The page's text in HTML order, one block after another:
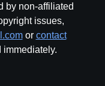
by non-affiliated
issues,
or contact
immediately.